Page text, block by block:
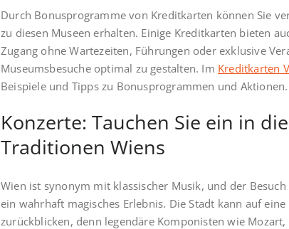
Durch Bonusprogramme von Kreditkarten können Sie
zu diesen Museen erhalten. Einige Kreditkarten bieten
Zugang ohne Wartezeiten, Führungen oder exklusive
Museumsbesuche optimal zu gestalten. Im Kreditkarten
Beispiele und Tipps zu Bonusprogrammen und Aktionen.
Konzerte: Tauchen Sie ein in
Traditionen Wiens
Wien ist synonym mit klassischer Musik, und der
ein wahrhaft magisches Erlebnis. Die Stadt kann auf
zurückblicken, denn legendäre Komponisten wie